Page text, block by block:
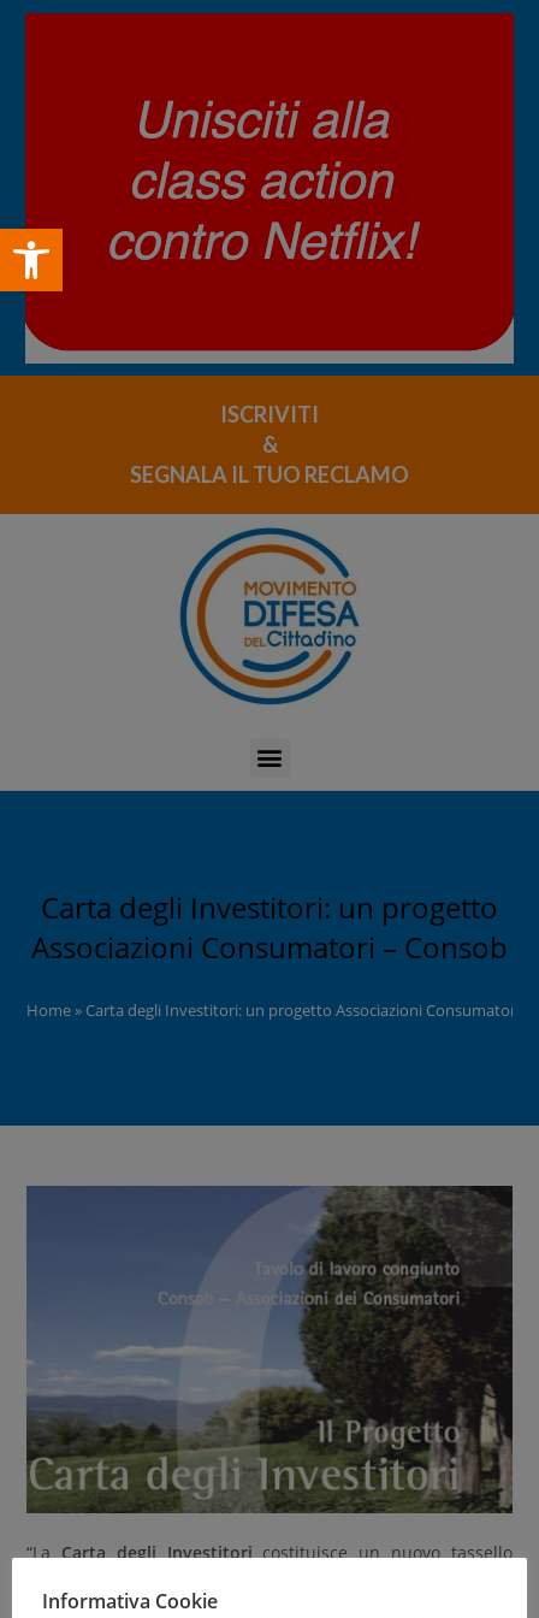
Open toolbar
ISCRIVITI
&
SEGNALA IL TUO RECLAMO
Carta degli Investitori: un progetto
Associazioni Consumatori – Consob
Home» Carta degli Investitori: un progetto Associazioni Consumatori –
“La Carta degli Investitori costituisce un nuovo tassello
consentirà una maggiore
Informativa Cookie